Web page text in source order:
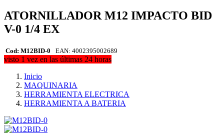
ATORNILLADOR M12 IMPACTO BID
V-0 1/4 EX
Cod: M12BID-0 EAN: 4002395002689
visto 1 vez en las últimas 24 horas
Inicio
MAQUINARIA
HERRAMIENTA ELECTRICA
HERRAMIENTA A BATERIA